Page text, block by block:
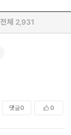
전체 2,931
댓글0 0